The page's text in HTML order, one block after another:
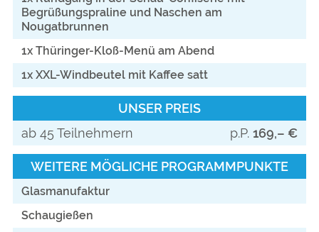
Begrüßungspraline und Naschen am
Nougatbrunnen
1x Thüringer-Kloß-Menü am Abend
1x XXL-Windbeutel mit Kaffee satt
UNSER PREIS
ab 45 Teilnehmern
p.P. 169,– €
WEITERE MÖGLICHE PROGRAMMPUNKTE
Glasmanufaktur
Schaugießen